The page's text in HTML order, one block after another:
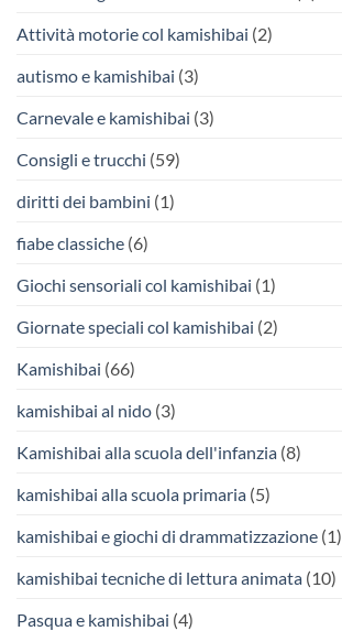
Attività motorie col kamishibai (2)
autismo e kamishibai (3)
Carnevale e kamishibai (3)
Consigli e trucchi (59)
diritti dei bambini (1)
fiabe classiche (6)
Giochi sensoriali col kamishibai (1)
Giornate speciali col kamishibai (2)
Kamishibai (66)
kamishibai al nido (3)
Kamishibai alla scuola dell'infanzia (8)
kamishibai alla scuola primaria (5)
kamishibai e giochi di drammatizzazione (1)
kamishibai tecniche di lettura animata (10)
Pasqua e kamishibai (4)